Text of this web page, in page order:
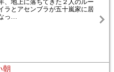
、地上に落ちてきた２人のルー
ラとアセンブラが五十嵐家に居
っ …
朝